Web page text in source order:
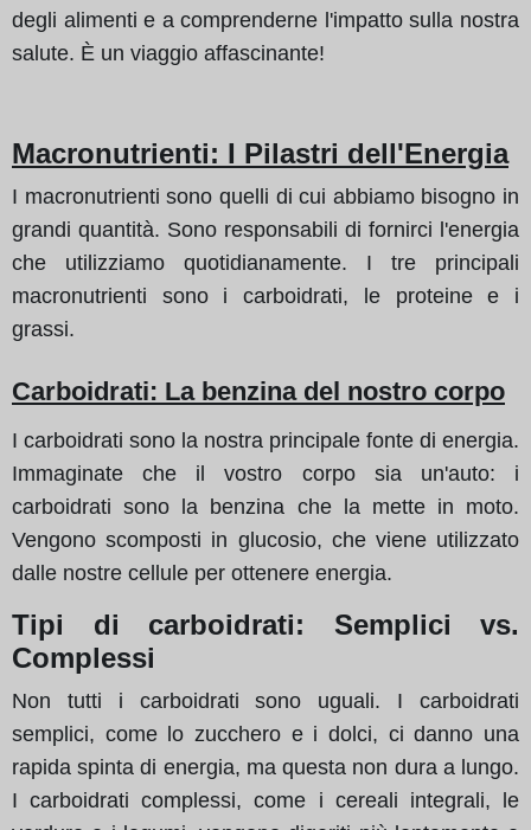
degli alimenti e a comprenderne l'impatto sulla nostra
salute. È un viaggio affascinante!
Macronutrienti: I Pilastri dell'Energia
I macronutrienti sono quelli di cui abbiamo bisogno in
grandi quantità. Sono responsabili di fornirci l'energia
che utilizziamo quotidianamente. I tre principali
macronutrienti sono i carboidrati, le proteine e i
grassi.
Carboidrati: La benzina del nostro corpo
I carboidrati sono la nostra principale fonte di energia.
Immaginate che il vostro corpo sia un'auto: i
carboidrati sono la benzina che la mette in moto.
Vengono scomposti in glucosio, che viene utilizzato
dalle nostre cellule per ottenere energia.
Tipi di carboidrati: Semplici vs.
Complessi
Non tutti i carboidrati sono uguali. I carboidrati
semplici, come lo zucchero e i dolci, ci danno una
rapida spinta di energia, ma questa non dura a lungo.
I carboidrati complessi, come i cereali integrali, le